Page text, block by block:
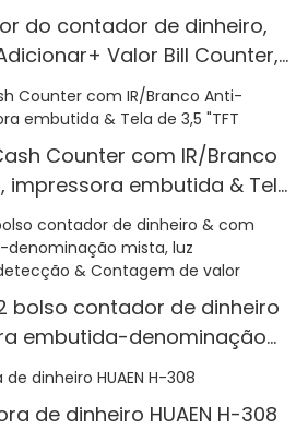
do contador de dinheiro,
Valor Bill Counter,
1100 Bills/Min, com
Counter com IR/Branco
impressora embutida & Tela
bolso contador de dinheiro
embutida-denominação
ir/uv/mg de detecção &
de dinheiro HUAEN H-308